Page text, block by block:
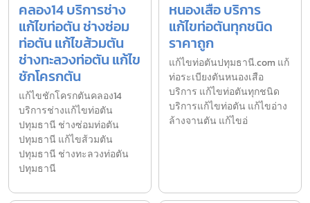
คลอง14 บริการช่าง
แก้ไขท่อตัน ช่างซ่อม
ท่อตัน แก้ไขส้วมตัน
ช่างทะลวงท่อตัน แก้ไข
ชักโครกตัน
แก้ไขชักโครกตันคลอง14
บริการช่างแก้ไขท่อตัน
ปทุมธานี ช่างซ่อมท่อตัน
ปทุมธานี แก้ไขส้วมตัน
ปทุมธานี ช่างทะลวงท่อตัน
ปทุมธานี
หนองเสือ บริการ
แก้ไขท่อตันทุกชนิด
ราคาถูก
แก้ไขท่อตันปทุมธานี.com แก้
ท่อระเบียงตันหนองเสือ
บริการ แก้ไขท่อตันทุกชนิด
บริการแก้ไขท่อตัน แก้ไขอ่าง
ล้างจานตัน แก้ไขอ่